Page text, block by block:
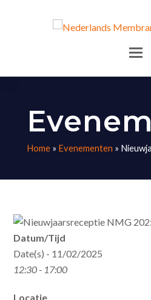
Home » Evenementen »
Datum/Tijd
Date(s) - 11/02/2025
12:30 - 17:00
Locatie